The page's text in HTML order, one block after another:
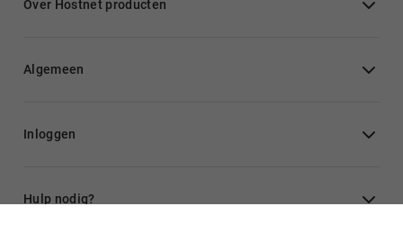
Over Hostnet producten
Algemeen
Inloggen
Hulp nodig?